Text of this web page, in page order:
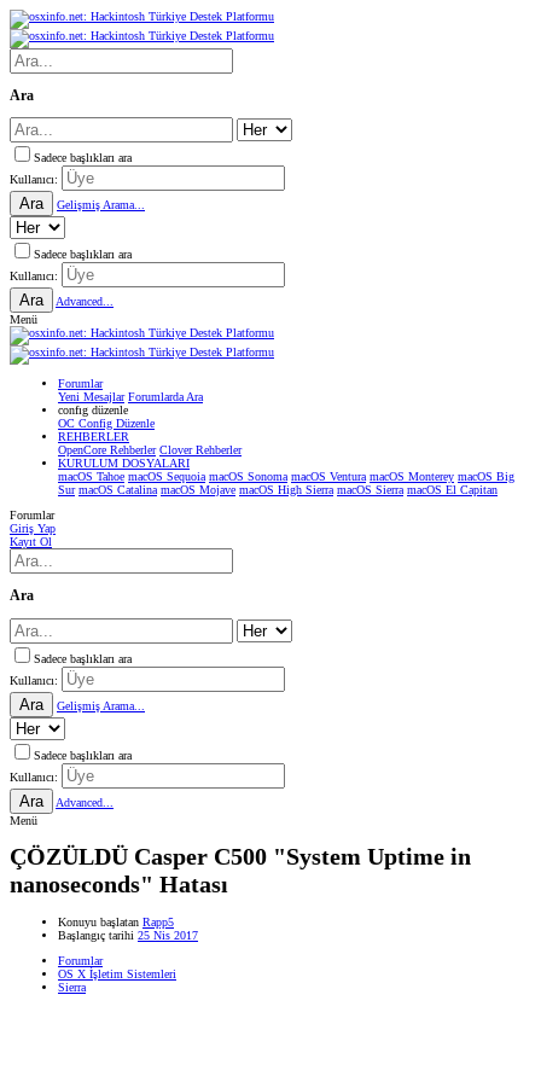
Ara
Sadece başlıkları ara
Kullanıcı:
Ara Gelişmiş Arama...
Sadece başlıkları ara
Kullanıcı:
Ara
Advanced...
Menü
Forumlar
Yeni Mesajlar Forumlarda Ara
confıg düzenle
OC Config Düzenle
REHBERLER
OpenCore Rehberler Clover Rehberler
KURULUM DOSYALARI
macOS Tahoe macOS Sequoia macOS Sonoma macOS Ventura macOS Monterey macOS Big
Sur macOS Catalina macOS Mojave macOS High Sierra macOS Sierra macOS El Capitan
Forumlar
Giriş Yap
Kayıt Ol
Ara
Sadece başlıkları ara
Kullanıcı:
Ara Gelişmiş Arama...
Sadece başlıkları ara
Kullanıcı:
Ara
Advanced...
Menü
ÇÖZÜLDÜ Casper C500 "System Uptime in
nanoseconds" Hatası
Konuyu başlatan Rapp5
Başlangıç tarihi 25 Nis 2017
Forumlar
OS X İşletim Sistemleri
Sierra